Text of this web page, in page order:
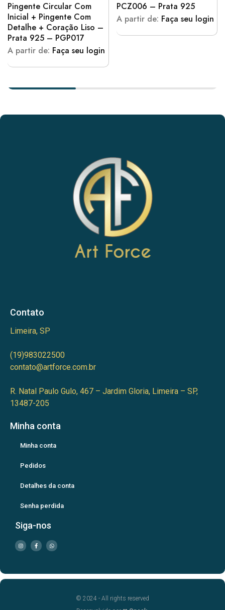
Pingente Circular Com
Inicial + Pingente Com
Detalhe + Coração Liso –
Prata 925 – PGP017
A partir de: Faça seu login
PCZ006 – Prata 925
A partir de: Faça seu login
Contato
Limeira, SP
(19)983022500
contato@artforce.com.br
R. Natal Paulo Gulo, 467 – Jardim Gloria, Limeira – SP,
13487-205
Minha conta
Minha conta
Pedidos
Detalhes da conta
Senha perdida
Siga-nos
© 2024 - All rights reserved